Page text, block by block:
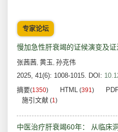
专家论坛
慢加急性肝衰竭的证候演变及
张茜茜, 黄玉, 孙克伟
2025, 41(6): 1008-1015. DOI:
摘要(1350) HTML (391)
施引文献 (1)
中医治疗肝衰竭60年： 从临床